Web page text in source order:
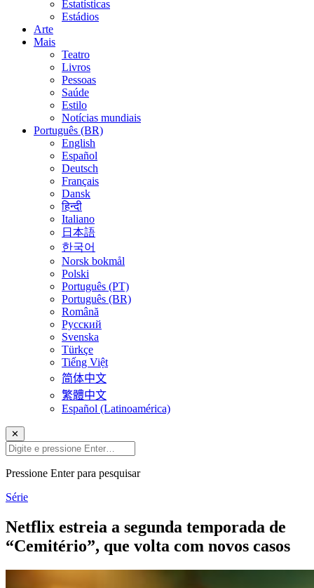
Estatísticas
Estádios
Arte
Mais
Teatro
Livros
Pessoas
Saúde
Estilo
Notícias mundiais
Português (BR)
English
Español
Deutsch
Français
Dansk
हिन्दी
Italiano
日本語
한국어
Norsk bokmål
Polski
Português (PT)
Português (BR)
Română
Русский
Svenska
Türkçe
Tiếng Việt
简体中文
繁體中文
Español (Latinoamérica)
✕
Pressione Enter para pesquisar
Série
Netflix estreia a segunda temporada de
“Cemitério”, que volta com novos casos